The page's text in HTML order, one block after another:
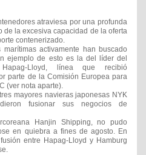
atraviesa por una profunda
de la excesiva capacidad de la oferta
contenerizado.
activamente han buscado
ejemplo de esto es la del líder del
Lloyd, línea que recibió
parte de la Comisión Europea para
(ver nota aparte).
mayores navieras japonesas NYK
fusionar sus negocios de
Hanjin Shipping, no pudo
en quiebra a fines de agosto. En
entre Hapag-Lloyd y Hamburg